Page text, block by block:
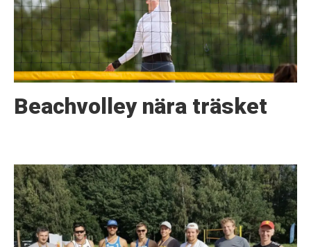
Beachvolley nära träsket